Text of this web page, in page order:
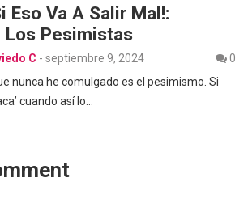
Eso Va A Salir Mal!:
Los Pesimistas
C - septiembre 9, 2024
0
nunca he comulgado es el pesimismo. Si
cuando así lo…